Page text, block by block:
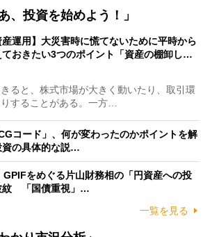
、投資を始めよう！」
産運用】大災害時に慌てないために平時から
ておきたい3つのポイント「資産の棚卸し…
ると、株式市場が大きく動いたり、取引環
することがある。一方…
コード」、何が変わったのかポイントを解
の具体的な説…
GPIFをめぐる片山財務相の「円資産への投
紋 「国債重視」…
一覧を見る